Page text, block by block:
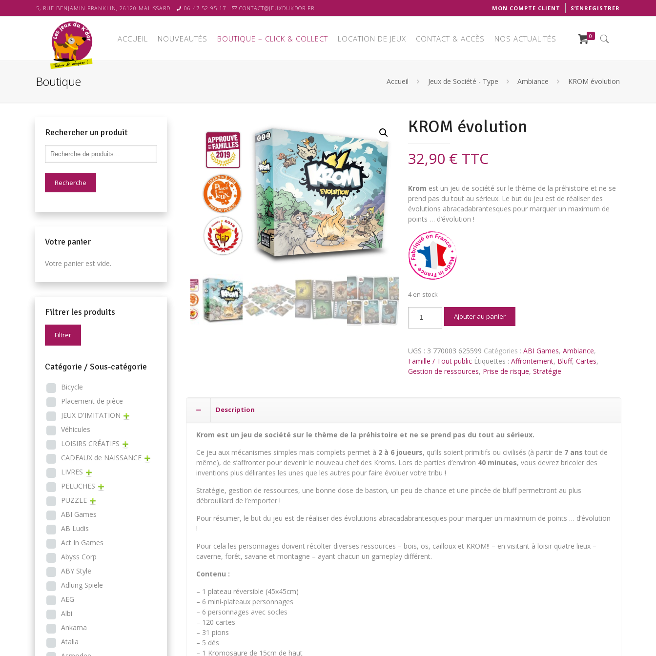
5, RUE BENJAMIN FRANKLIN, 26120 MALISSARD 06 47 52 95 17 CONTACT@JEUXDUKDOR.FR MON COMPTE CLIENT S’ENREGISTRER
ACCUEIL NOUVEAUTÉS BOUTIQUE – CLICK & COLLECT LOCATION DE JEUX CONTACT & ACCÈS NOS ACTUALITÉS 0
Boutique Accueil Jeux de Société - Type Ambiance KROM évolution
KROM évolution
32,90 € TTC
Krom est un jeu de société sur le thème de la préhistoire et ne se
prend pas du tout au sérieux. Le but du jeu est de réaliser des
évolutions abracadabrantesques pour marquer un maximum de
points … d’évolution !
4 en stock
Ajouter au panier
UGS : 3 770003 625599 Catégories : ABI Games, Ambiance,
Famille / Tout public Étiquettes : Affrontement, Bluff, Cartes,
Gestion de ressources, Prise de risque, Stratégie
Description
Krom est un jeu de société sur le thème de la préhistoire et ne se prend pas du tout au sérieux.
Ce jeu aux mécanismes simples mais complets permet à 2 à 6 joueurs, qu’ils soient primitifs ou civilisés (à partir de 7 ans tout de
même), de s’affronter pour devenir le nouveau chef des Kroms. Lors de parties d’environ 40 minutes, vous devrez bricoler des
inventions plus délirantes les unes que les autres pour faire évoluer votre tribu !
Stratégie, gestion de ressources, une bonne dose de baston, un peu de chance et une pincée de bluff permettront au plus
débrouillard de l’emporter !
Pour résumer, le but du jeu est de réaliser des évolutions abracadabrantesques pour marquer un maximum de points … d’évolution
!
Pour cela les personnages doivent récolter diverses ressources – bois, os, cailloux et KROM!! – en visitant à loisir quatre lieux –
caverne, forêt, savane et montagne – ayant chacun un gameplay différent.
Contenu :
– 1 pla­teau réver­sible (45x45cm)
– 6 mini-pla­teaux per­son­nages
– 6 per­son­nages avec socles
– 120 cartes
– 31 pions
– 5 dés
– 1 Kro­mo­saure de 15cm de haut
Rechercher un produit
Recherche
Votre panier
Votre panier est vide.
Filtrer les produits
Filtrer
Catégorie / Sous-catégorie
Bicycle
Placement de pièce
JEUX D'IMITATION
Véhicules
LOISIRS CRÉATIFS
CADEAUX de NAISSANCE
LIVRES
PELUCHES
PUZZLE
ABI Games
AB Ludis
Act In Games
Abyss Corp
ABY Style
Adlung Spiele
AEG
Albi
Ankama
Atalia